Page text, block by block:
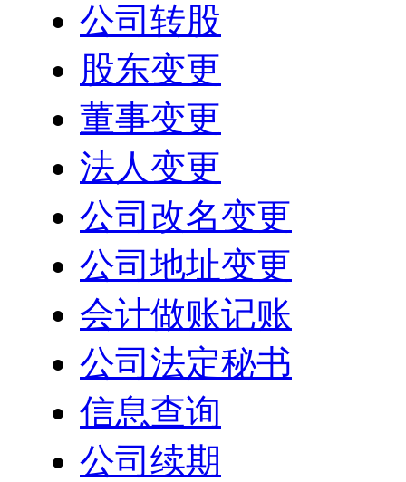
公司转股
股东变更
董事变更
法人变更
公司改名变更
公司地址变更
会计做账记账
公司法定秘书
信息查询
公司续期